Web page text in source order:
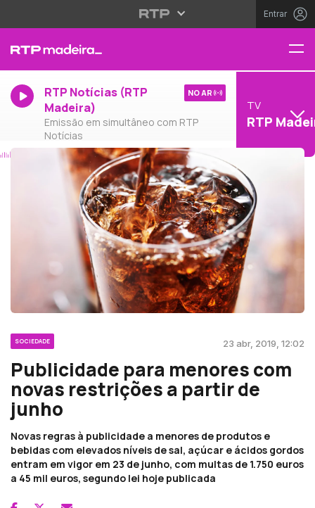
Entrar
RTP Notícias (RTP
Madeira)
Emissão em simultâneo com RTP
Notícias
NO AR
TV
RTP
SOCIEDADE 23 abr, 2019, 12:02
Publicidade para menores com
novas restrições a partir de
junho
Novas regras à publicidade a menores de produtos e
bebidas com elevados níveis de sal, açúcar e ácidos gordos
entram em vigor em 23 de junho, com multas de 1.750 euros
a 45 mil euros, segundo lei hoje publicada